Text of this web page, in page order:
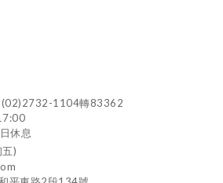
(02)2732-1104轉83362
休息
)